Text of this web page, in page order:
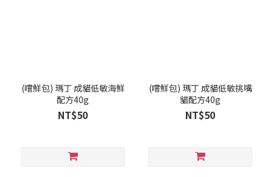
(嚐鮮包) 瑪丁 成貓低敏海鮮
配方40g
NT$50
(嚐鮮包) 瑪丁 成貓低敏挑嘴
貓配方40g
NT$50